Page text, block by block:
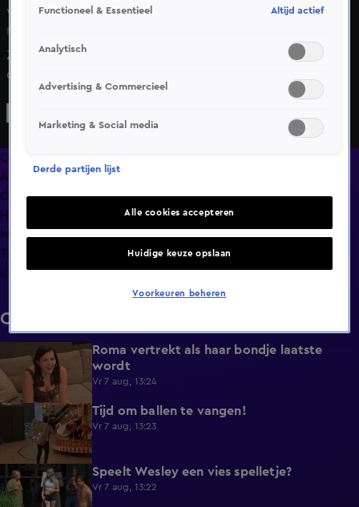
Welke bondgenoten gaan de opdracht spelen?
Ma 6 juli, 11:30
Zowel bij de Vossen als bij de Haaien is er een discussie
over wie de opdracht gaat spelen.
Overzicht
Afleveringen
Clips
Hoe is het nu met?
Macdate met Nick Eshuis
Terugblik
Info
Clips
Roma vertrekt als haar bondje laatste
wordt
Vr 7 aug, 13:24
Tijd om ballen te vangen!
Vr 7 aug, 13:23
0:48 Speelt Wesley een vies spelletje?
Vr 7 aug, 13:22
Functioneel & Essentieel Altijd actief
Analytisch
Advertising & Commercieel
Marketing & Social media
Derde partijen lijst
Alle cookies accepteren
Huidige keuze opslaan
Voorkeuren beheren